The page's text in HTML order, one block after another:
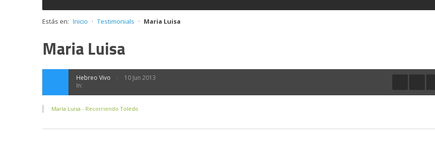
Estás en: Inicio · Testimonials · Maria Luisa
Maria Luisa
Hebreo Vivo
10 Jun 2013
In:
María Luisa - Recorriendo Toledo